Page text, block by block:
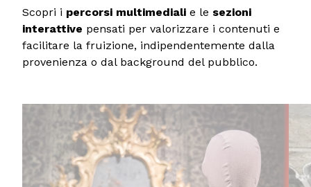
Scopri i percorsi multimediali e le sezioni
interattive pensati per valorizzare i contenuti e
facilitare la fruizione, indipendentemente dalla
provenienza o dal background del pubblico.